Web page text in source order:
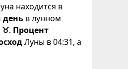
находится в
день в лунном
. Процент
Луны в 04:31, а